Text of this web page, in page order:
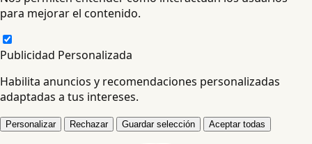
para mejorar el contenido.
Publicidad Personalizada
Habilita anuncios y recomendaciones personalizadas
adaptadas a tus intereses.
Personalizar Rechazar Guardar selección Aceptar todas